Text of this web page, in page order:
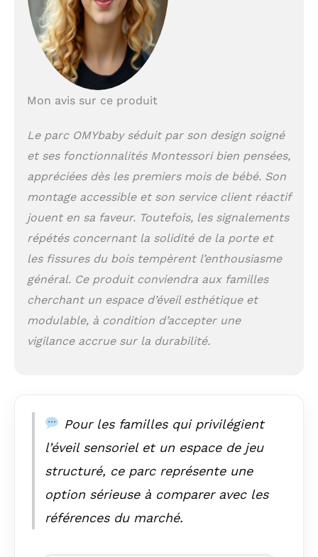
grandir et apprendre
à travers des
activités joyeuses et
des aventures de
exclusifs : une
vous permet
d'ajuster les angles
des panneaux pour
n'importe quel
espace, grand ou
besoin d'une aire de
jeu compacte ou
d'une plus grande, il
connecteurs et
d'ajouter ou de
retirer des panneaux
jeu sécurisée pour
extensible vous
permet de créer un
fur et à mesure que
votre bébé grandit.
Mon avis sur ce produit
Le parc OMYbaby séduit par son design soigné
et ses fonctionnalités Montessori bien pensées,
appréciées dès les premiers mois de bébé. Son
montage accessible et son service client réactif
jouent en sa faveur. Toutefois, les signalements
répétés concernant la solidité de la porte et
les fissures du bois tempèrent l’enthousiasme
général. Ce produit conviendra aux familles
cherchant un espace d’éveil esthétique et
modulable, à condition d’accepter une
vigilance accrue sur la durabilité.
Pour les familles qui privilégient
l’éveil sensoriel et un espace de jeu
structuré, ce parc représente une
option sérieuse à comparer avec les
références du marché.